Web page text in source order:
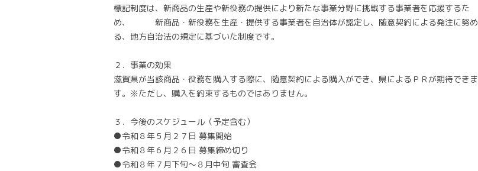
標記制度は、新商品の生産や新役務の提供により新たな事業分野に挑戦する事業者を応援するた
め、 新商品・新役務を生産・提供する事業者を自治体が認定し、随意契約による発注に努め
る、地方自治法の規定に基づいた制度です。
２．事業の効果
滋賀県が当該商品・役務を購入する際に、随意契約による購入ができ、県によるＰＲが期待できま
す。※ただし、購入を約束するものではありません。
３．今後のスケジュール（予定含む）
●令和８年５月２７日 募集開始
●令和８年６月２６日 募集締め切り
●令和８年７月下旬～８月中旬 審査会